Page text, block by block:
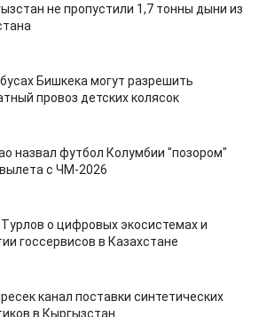
не пропустили 1,7 тонны дыни из
Бишкека могут разрешить
провоз детских колясок
назвал футбол Колумбии "позором"
с ЧМ-2026
о цифровых экосистемах и
госсервисов в Казахстане
канал поставки синтетических
в Кыргызстан